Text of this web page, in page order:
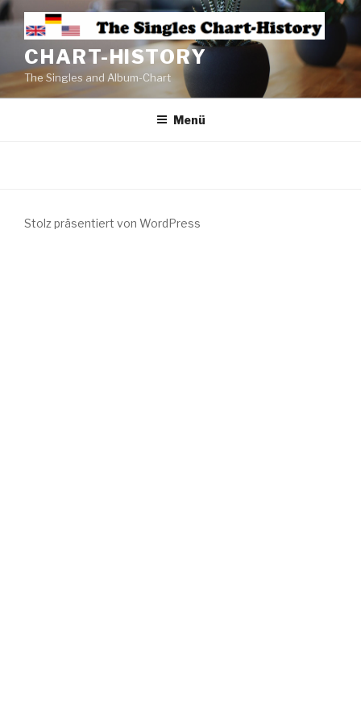
CHART-HISTORY
The Singles and Album-Chart
Menü
Stolz präsentiert von WordPress